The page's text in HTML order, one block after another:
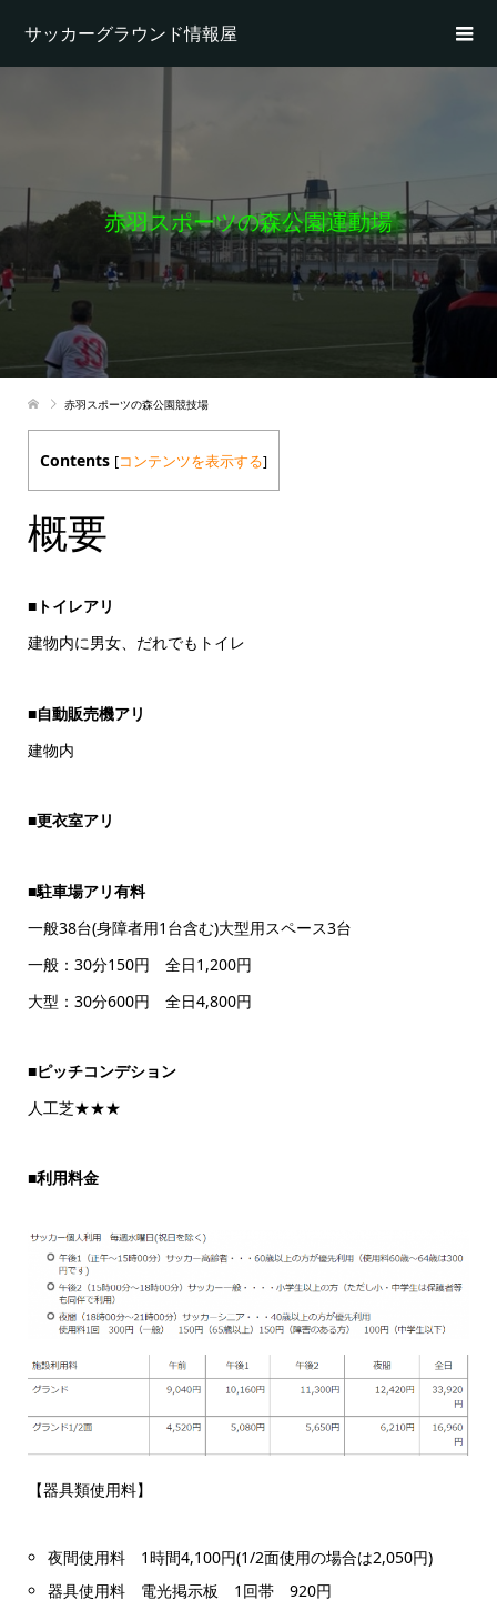
サッカーグラウンド情報屋
赤羽スポーツの森公園運動場
赤羽スポーツの森公園競技場
Contents [コンテンツを表示する]
概要
■トイレアリ
建物内に男女、だれでもトイレ
■自動販売機アリ
建物内
■更衣室アリ
■駐車場アリ有料
一般38台(身障者用1台含む)大型用スペース3台
一般：30分150円 全日1,200円
大型：30分600円 全日4,800円
■ピッチコンデション
人工芝★★★
■利用料金
【器具類使用料】
夜間使用料 1時間4,100円(1/2面使用の場合は2,050円)
器具使用料 電光掲示板 1回帯 920円